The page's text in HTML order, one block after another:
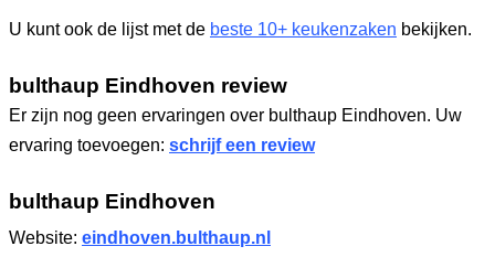
U kunt ook de lijst met de beste 10+ keukenzaken bekijken.
bulthaup Eindhoven review
Er zijn nog geen ervaringen over bulthaup Eindhoven. Uw
ervaring toevoegen: schrijf een review
bulthaup Eindhoven
Website: eindhoven.bulthaup.nl